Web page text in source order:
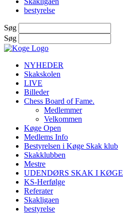
bestyrelse
Søg
Søg
NYHEDER
Skakskolen
LIVE
Billeder
Chess Board of Fame.
Medlemmer
Velkommen
Køge Open
Medlems Info
Bestyrelsen i Køge Skak klub
Skakklubben
Mestre
UDENDØRS SKAK I KØGE
KS-Herfølge
Referater
Skakligaen
bestyrelse